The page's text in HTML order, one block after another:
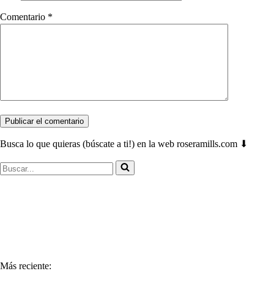
Comentario *
Busca lo que quieras (búscate a ti!) en la web roseramills.com ⬇
Buscar...
Más reciente: